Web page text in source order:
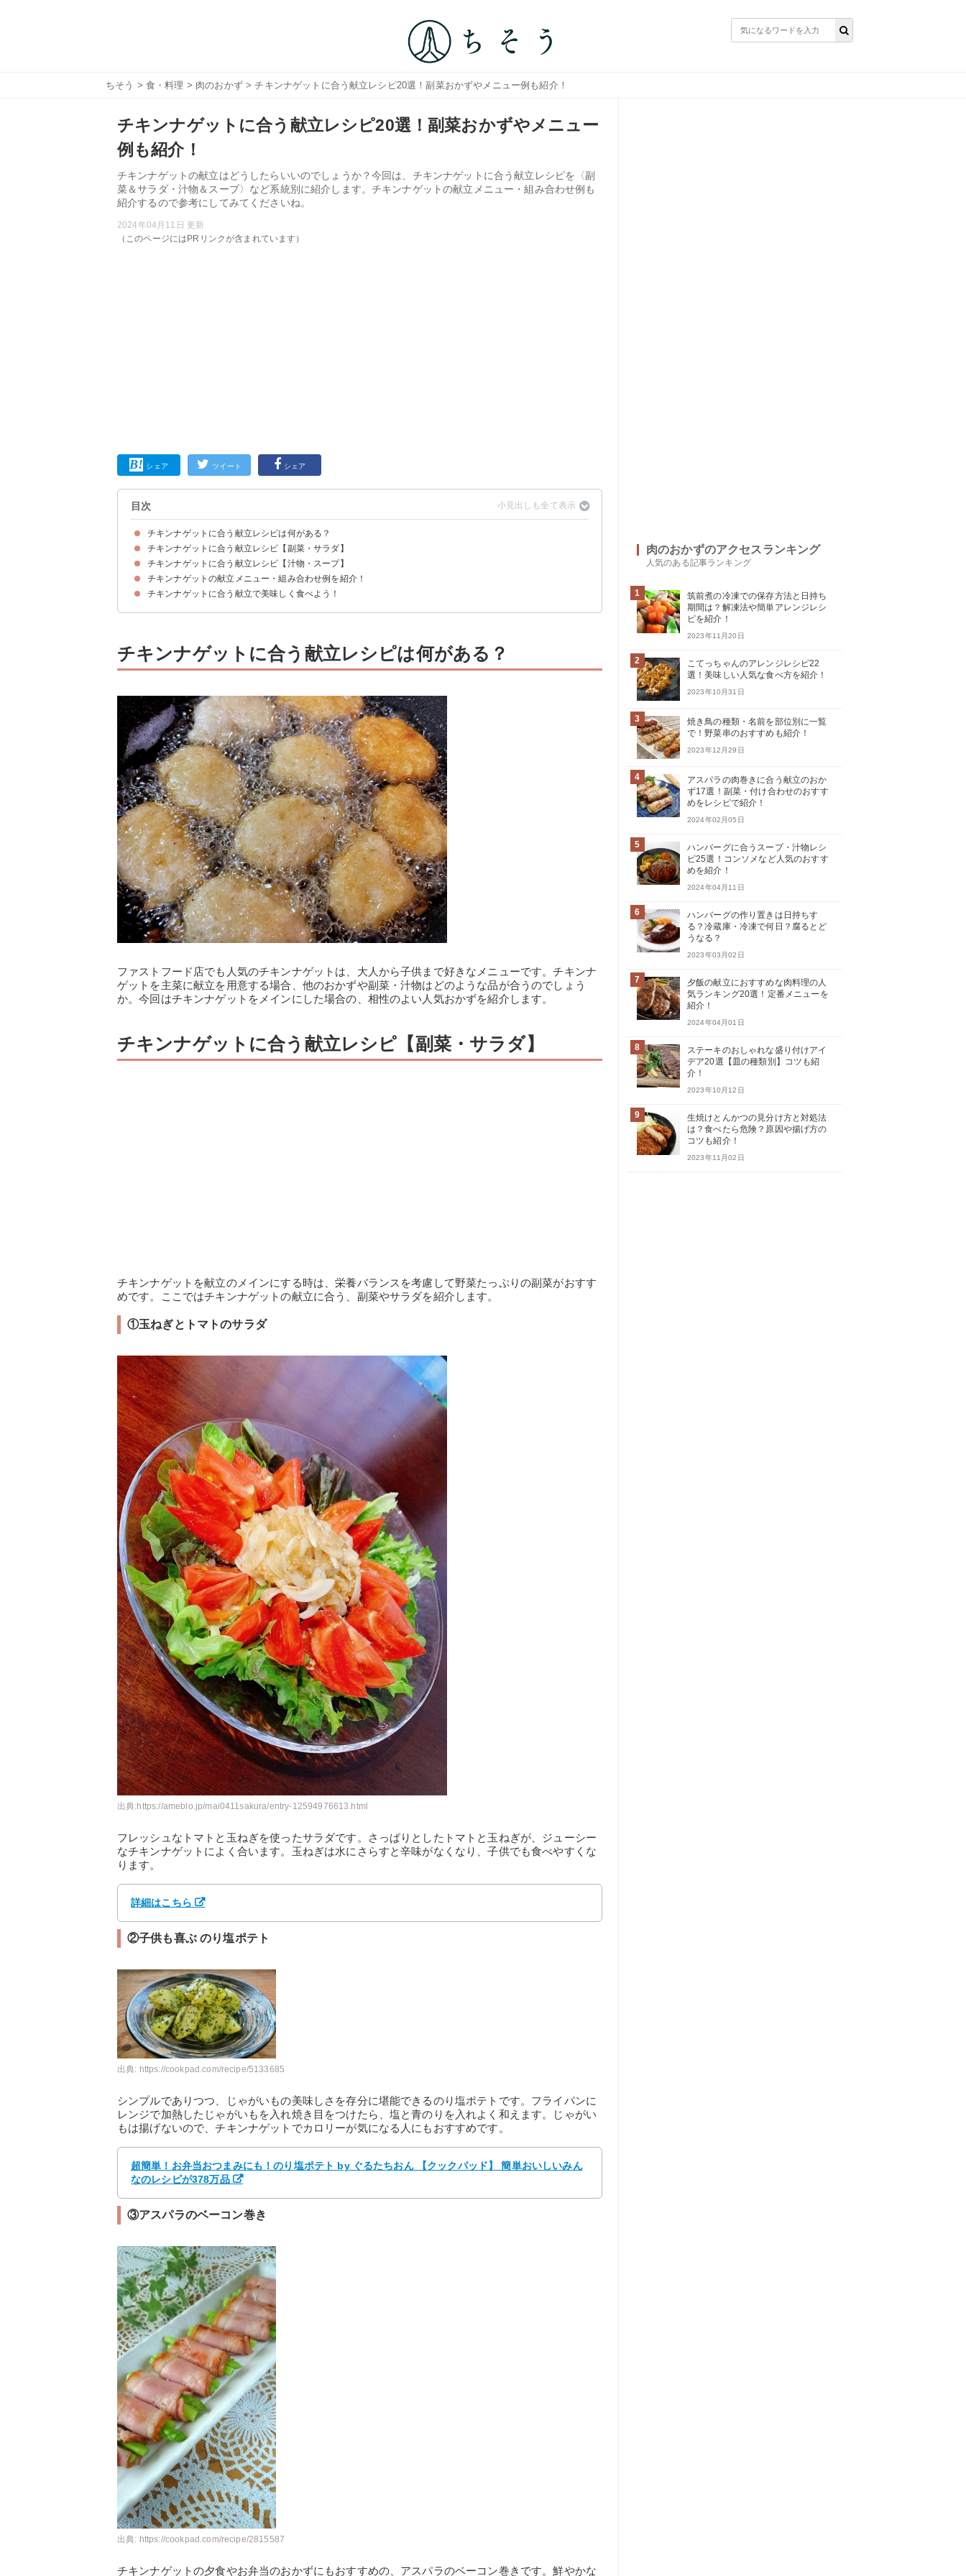
ちそう > 食・料理 > 肉のおかず> チキンナゲットに合う献立レシピ20選！副菜おかずやメニュー例も紹介！
チキンナゲットに合う献立レシピ20選！副菜おかずやメニュー
例も紹介！
チキンナゲットの献立はどうしたらいいのでしょうか？今回は、チキンナゲットに合う献立レシピを〈副
菜＆サラダ・汁物＆スープ〉など系統別に紹介します。チキンナゲットの献立メニュー・組み合わせ例も
紹介するので参考にしてみてくださいね。
2024年04月11日 更新
（このページにはPRリンクが含まれています）
シェア ツイート シェア
目次
チキンナゲットに合う献立レシピは何がある？
チキンナゲットに合う献立レシピ【副菜・サラダ】
①玉ねぎとトマトのサラダ
②子供も喜ぶ のり塩ポテト
③アスパラのベーコン巻き
④カラフルピクルス
⑤ブロッコリーとウインナーのグラタン
⑥にんじんとオレンジのサラダ
⑦インゲンのクリームチーズ和え
⑧キャベツととうもろこしのコールスロー
⑨じゃがいものチーズガレット
⑩厚揚げとベーコンの煮物
⑪ごぼうの唐揚げ
チキンナゲットに合う献立レシピ【汁物・スープ】
①キャベツと玉ねぎの野菜味噌汁
②ごはんにも合う ミルクスープ
③春雨オニオンスープ
④かぼちゃのポタージュ
⑤オニオンスープ
⑥ヘルシーミネストローネ
⑦野菜たっぷりポトフ
⑧キノコスープ
⑨エビのトマトシチュー
チキンナゲットの献立メニュー・組み合わせ例を紹介！
献立メニュー例①ヘルシーな夕食を食べたい時のチキンナゲット定食
献立メニュー例②育ち盛りの子供がいるなら 主食もメインもチキンの夕食
献立メニュー例③ちょっと豪華な夕食を食べたい時におすすめの献立
チキンナゲットに合う献立で美味しく食べよう！
チキンナゲットに合う献立レシピは何がある？
ファストフード店でも人気のチキンナゲットは、大人から子供まで好きなメニューです。チキンナ
ゲットを主菜に献立を用意する場合、他のおかずや副菜・汁物はどのような品が合うのでしょう
か。今回はチキンナゲットをメインにした場合の、相性のよい人気おかずを紹介します。
チキンナゲットに合う献立レシピ【副菜・サラダ】
チキンナゲットを献立のメインにする時は、栄養バランスを考慮して野菜たっぷりの副菜がおすす
めです。ここではチキンナゲットの献立に合う、副菜やサラダを紹介します。
①玉ねぎとトマトのサラダ
出典:https://ameblo.jp/mai0411sakura/entry-12594976613.html
フレッシュなトマトと玉ねぎを使ったサラダです。さっぱりとしたトマトと玉ねぎが、ジューシー
なチキンナゲットによく合います。玉ねぎは水にさらすと辛味がなくなり、子供でも食べやすくな
ります。
詳細はこちら
②子供も喜ぶ のり塩ポテト
出典: https://cookpad.com/recipe/5133685
シンプルでありつつ、じゃがいもの美味しさを存分に堪能できるのり塩ポテトです。フライパンに
レンジで加熱したじゃがいもを入れ焼き目をつけたら、塩と青のりを入れよく和えます。じゃがい
もは揚げないので、チキンナゲットでカロリーが気になる人にもおすすめです。
超簡単！お弁当おつまみにも！のり塩ポテト by ぐるたちおん 【クックパッド】 簡単おいしいみん
なのレシピが378万品
③アスパラのベーコン巻き
出典: https://cookpad.com/recipe/2815587
チキンナゲットの夕食やお弁当のおかずにもおすすめの、アスパラのベーコン巻きです。鮮やかな
肉のおかずのアクセスランキング
人気のある記事ランキング
1
筑前煮の冷凍での保存方法と日持ち
期間は？解凍法や簡単アレンジレシ
ピを紹介！
2023年11月20日
2
こてっちゃんのアレンジレシピ22
選！美味しい人気な食べ方を紹介！
2023年10月31日
3
焼き鳥の種類・名前を部位別に一覧
で！野菜串のおすすめも紹介！
2023年12月29日
4
アスパラの肉巻きに合う献立のおか
ず17選！副菜・付け合わせのおすす
めをレシピで紹介！
2024年02月05日
5
ハンバーグに合うスープ・汁物レシ
ピ25選！コンソメなど人気のおすす
めを紹介！
2024年04月11日
6
ハンバーグの作り置きは日持ちす
る？冷蔵庫・冷凍で何日？腐るとど
うなる？
2023年03月02日
7
夕飯の献立におすすめな肉料理の人
気ランキング20選！定番メニューを
紹介！
2024年04月01日
8
ステーキのおしゃれな盛り付けアイ
デア20選【皿の種類別】コツも紹
介！
2023年10月12日
9
生焼けとんかつの見分け方と対処法
は？食べたら危険？原因や揚げ方の
コツも紹介！
2023年11月02日